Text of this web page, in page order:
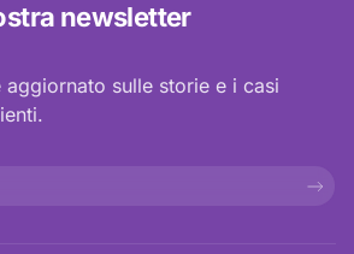
newsletter
sulle storie e i casi